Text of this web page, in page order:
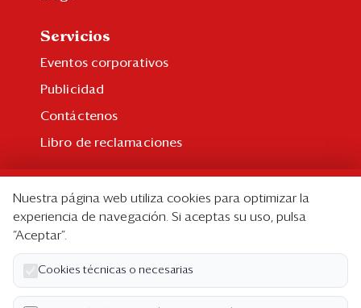
Servicios
Eventos corporativos
Publicidad
Contáctenos
Libro de reclamaciones
Suscripción individual
Paquetes corporativos
Edición Impresa
Nuestra página web utiliza cookies para optimizar la
experiencia de navegación. Si aceptas su uso, pulsa
“Aceptar”.
Cookies técnicas o necesarias